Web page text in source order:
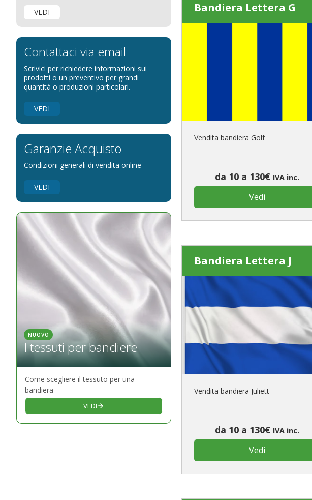
Bandiere Palio
Bandiere per enti pubblici
Bandiere per riserve naturali e parchi
Bandiere per musicisti
Bandiere per feste
pennoni per bandiere
VEDI
Contattaci via email
Scrivici per richiedere informazioni sui
prodotti o un preventivo per grandi
quantità o produzioni particolari.
VEDI
Garanzie Acquisto
Condizioni generali di vendita online
VEDI
NUOVO
I tessuti per bandiere
Come scegliere il tessuto per una
bandiera
VEDI
Bandiera Lettera G
Vendita bandiera Golf
da 10 a 130€ IVA inc.
Vedi
Bandiera Lettera J
Vendita bandiera Juliett
da 10 a 130€ IVA inc.
Vedi